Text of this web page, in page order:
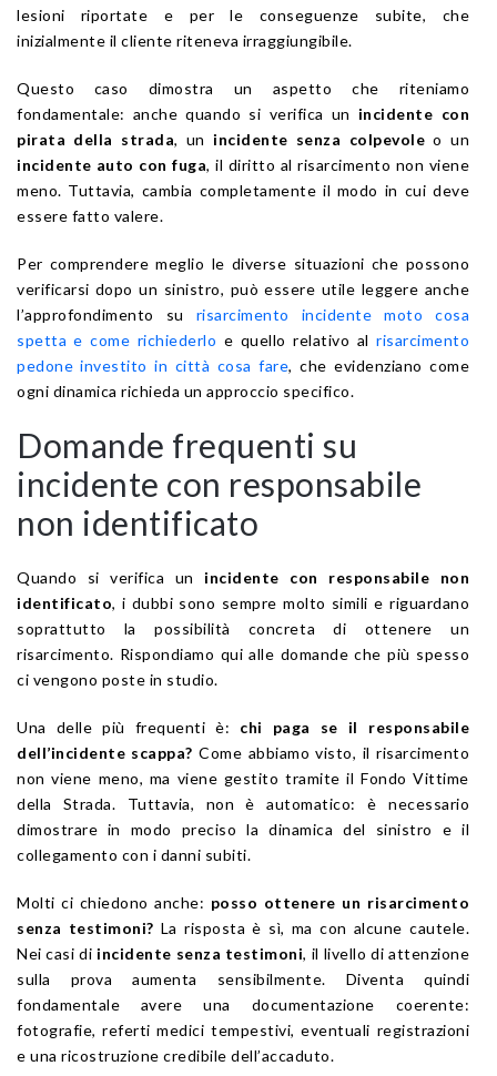
lesioni riportate e per le conseguenze subite, che
inizialmente il cliente riteneva irraggiungibile.
Questo caso dimostra un aspetto che riteniamo
fondamentale: anche quando si verifica un incidente con
pirata della strada, un incidente senza colpevole o un
incidente auto con fuga, il diritto al risarcimento non viene
meno. Tuttavia, cambia completamente il modo in cui deve
essere fatto valere.
Per comprendere meglio le diverse situazioni che possono
verificarsi dopo un sinistro, può essere utile leggere anche
l’approfondimento su risarcimento incidente moto cosa
spetta e come richiederlo e quello relativo al risarcimento
pedone investito in città cosa fare, che evidenziano come
ogni dinamica richieda un approccio specifico.
Domande frequenti su
incidente con responsabile
non identificato
Quando si verifica un incidente con responsabile non
identificato, i dubbi sono sempre molto simili e riguardano
soprattutto la possibilità concreta di ottenere un
risarcimento. Rispondiamo qui alle domande che più spesso
ci vengono poste in studio.
Una delle più frequenti è: chi paga se il responsabile
dell’incidente scappa? Come abbiamo visto, il risarcimento
non viene meno, ma viene gestito tramite il Fondo Vittime
della Strada. Tuttavia, non è automatico: è necessario
dimostrare in modo preciso la dinamica del sinistro e il
collegamento con i danni subiti.
Molti ci chiedono anche: posso ottenere un risarcimento
senza testimoni? La risposta è sì, ma con alcune cautele.
Nei casi di incidente senza testimoni, il livello di attenzione
sulla prova aumenta sensibilmente. Diventa quindi
fondamentale avere una documentazione coerente:
fotografie, referti medici tempestivi, eventuali registrazioni
e una ricostruzione credibile dell’accaduto.